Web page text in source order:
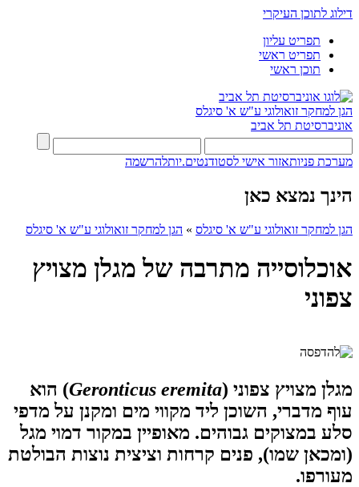
דילוג לתוכן העיקרי
תפריט עליון
תפריט ראשי
תוכן ראשי
הגן למחקר זואולוגי ע"ש א' סיגלס
אוניברסיטת תל אביב
מערכת פניותאזור אישי לסטודנטים.יותלהרשמה
הינך נמצא כאן
הגן למחקר זואולוגי ע"ש א' סיגלס » הגן למחקר זואולוגי ע"ש א' סיגלס
אוכלוסייה מתרבה של מגלן מצויץ
צפוני
מגלן מצויץ צפוני (Geronticus eremita) הוא
עוף מדברי, השוכן ליד מקווי מים ומקנן על מדפי
סלע במצוקים גבוהים. מאופיין במקור דמוי מגל
(ומכאן שמו), פנים קרחות וציצית נוצות הבולטת
מעורפו. ​